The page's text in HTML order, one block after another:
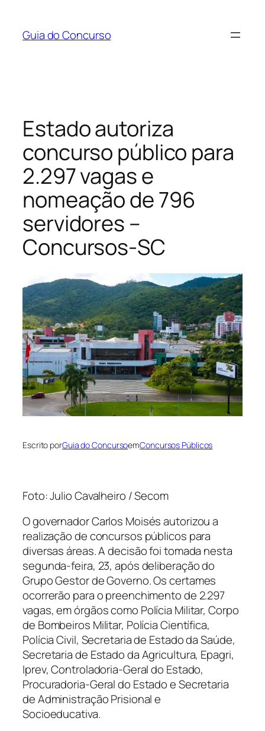
Guia do Concurso
Estado autoriza
concurso público para
2.297 vagas e
nomeação de 796
servidores –
Concursos-SC
Escrito porGuia do ConcursoemConcursos Públicos
Foto: Julio Cavalheiro / Secom
O governador Carlos Moisés autorizou a
realização de concursos públicos para
diversas áreas. A decisão foi tomada nesta
segunda-feira, 23, após deliberação do
Grupo Gestor de Governo. Os certames
ocorrerão para o preenchimento de 2.297
vagas, em órgãos como Polícia Militar, Corpo
de Bombeiros Militar, Polícia Científica,
Polícia Civil, Secretaria de Estado da Saúde,
Secretaria de Estado da Agricultura, Epagri,
Iprev, Controladoria-Geral do Estado,
Procuradoria-Geral do Estado e Secretaria
de Administração Prisional e
Socioeducativa.